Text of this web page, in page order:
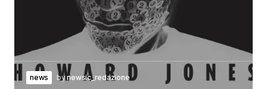
news bynewsic_redazione